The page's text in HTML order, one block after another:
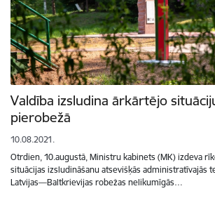
Valdība izsludina ārkārtējo
pierobežā
10.08.2021.
Otrdien, 10.augustā, Ministru kabinets (MK) izdeva
situācijas izsludināšanu atsevišķās administratīvajās
Latvijas—Baltkrievijas robežas nelikumīgās…